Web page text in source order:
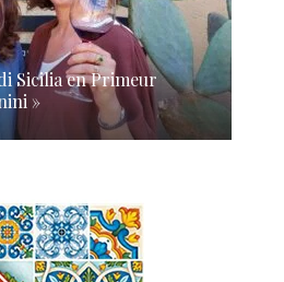
Sicilia en Primeur
»